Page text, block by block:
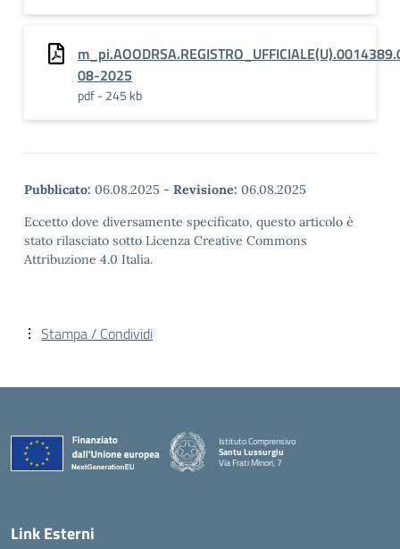
08-2025
pdf - 245 kb
Pubblicato: 06.08.2025 - Revisione: 06.08.2025
Eccetto dove diversamente specificato, questo articolo è
stato rilasciato sotto Licenza Creative Commons
Attribuzione 4.0 Italia.
Stampa / Condividi
Istituto Comprensivo
Santu Lussurgiu
Via Frati Minori, 7
Link Esterni